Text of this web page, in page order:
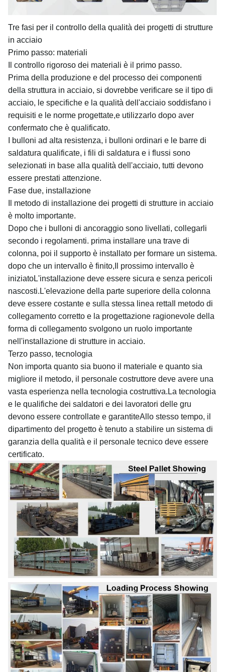
Tre fasi per il controllo della qualità dei progetti di strutture
in acciaio
Primo passo: materiali
Il controllo rigoroso dei materiali è il primo passo.
Prima della produzione e del processo dei componenti
della struttura in acciaio, si dovrebbe verificare se il tipo di
acciaio, le specifiche e la qualità dell'acciaio soddisfano i
requisiti e le norme progettate,e utilizzarlo dopo aver
confermato che è qualificato.
I bulloni ad alta resistenza, i bulloni ordinari e le barre di
saldatura qualificate, i fili di saldatura e i flussi sono
selezionati in base alla qualità dell'acciaio, tutti devono
essere prestati attenzione.
Fase due, installazione
Il metodo di installazione dei progetti di strutture in acciaio
è molto importante.
Dopo che i bulloni di ancoraggio sono livellati, collegarli
secondo i regolamenti. prima installare una trave di
colonna, poi il supporto è installato per formare un sistema.
dopo che un intervallo è finito,Il prossimo intervallo è
iniziatoL'installazione deve essere sicura e senza pericoli
nascosti.L'elevazione della parte superiore della colonna
deve essere costante e sulla stessa linea rettaIl metodo di
collegamento corretto e la progettazione ragionevole della
forma di collegamento svolgono un ruolo importante
nell'installazione di strutture in acciaio.
Terzo passo, tecnologia
Non importa quanto sia buono il materiale e quanto sia
migliore il metodo, il personale costruttore deve avere una
vasta esperienza nella tecnologia costruttiva.La tecnologia
e le qualifiche dei saldatori e dei lavoratori delle gru
devono essere controllate e garantiteAllo stesso tempo, il
dipartimento del progetto è tenuto a stabilire un sistema di
garanzia della qualità e il personale tecnico deve essere
certificato.